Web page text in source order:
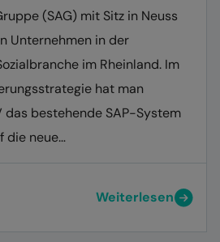
(SAG) mit Sitz in Neuss
Unternehmen in der
im Rheinland. Im
hat man
das bestehende SAP-System
die neue…
Weiterlesen